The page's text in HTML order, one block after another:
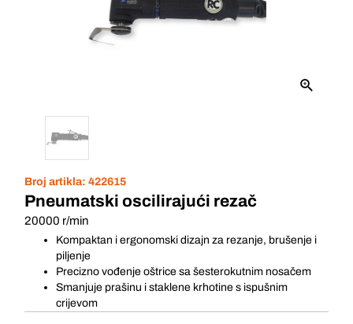
Broj artikla: 422615
Pneumatski oscilirajući rezač
20000 r/min
Kompaktan i ergonomski dizajn za rezanje, brušenje i
piljenje
Precizno vođenje oštrice sa šesterokutnim nosačem
Smanjuje prašinu i staklene krhotine s ispušnim
crijevom